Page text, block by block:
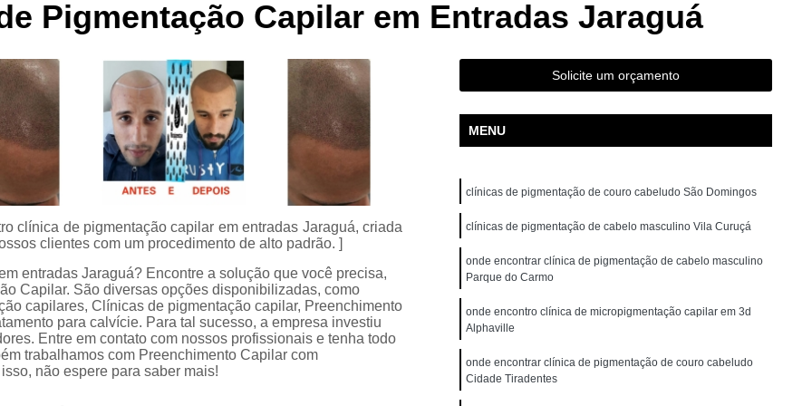
Curso de Micropigmentação para Iniciantes Rio Grande da Serra
Curso de Micropigmentação Santo André
Curso de Pigmentação Capilar Ribeirão Pires
Curso Micropigmentação Capilar São Caetano do Sul
Curso Presencial de Micropigmentação Santo André
Cursos de Micropigmentação Capilar São Bernardo do Campo
Cursos de Micropigmentação de Capilar Presencial Mauá
Micropigmentação Capilar 3d
Micropigmentação Capilar com Dermografo
Micropigmentação Capilar em 3d
Micropigmentação Capilar Entradas
Micropigmentação Capilar Feminina
Micropigmentação Capilar nas Entradas
Micropigmentação Capilar para Calvície
Micropigmentação Capilar para Entradas
Micropigmentação Cabelo Feminino
Pigmentação Capilar em Entradas Jaraguá
clínica de pigmentação capilar em entradas Jaraguá, criada
clientes com um procedimento de alto padrão. ]
entradas Jaraguá? Encontre a solução que você precisa,
Capilar. São diversas opções disponibilizadas, como
capilares, Clínicas de pigmentação capilar, Preenchimento
para calvície. Para tal sucesso, a empresa investiu
Entre em contato com nossos profissionais e tenha todo
trabalhamos com Preenchimento Capilar com
não espere para saber mais!
Solicite um orçamento
MENU
clínicas de pigmentação de couro cabeludo São Domingos
clínicas de pigmentação de cabelo masculino Vila Curuçá
onde encontrar clínica de pigmentação de cabelo masculino
Parque do Carmo
onde encontro clínica de micropigmentação capilar em 3d
Alphaville
onde encontrar clínica de pigmentação de couro cabeludo
Cidade Tiradentes